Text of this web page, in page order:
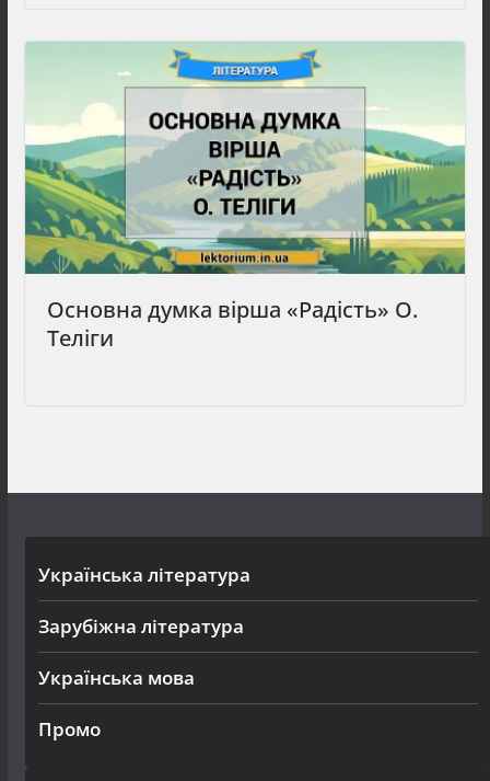
Основна думка вірша «Радість» О.
Теліги
Українська література
Зарубіжна література
Українська мова
Промо